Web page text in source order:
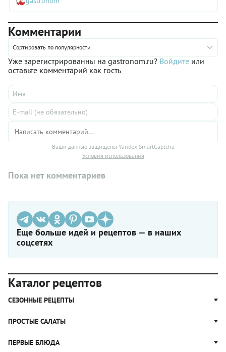
сметану для сочности, но это уже считается отклонением от
традиционного рецепта. Рецепт рулетиков из баклажанов с
сыром появился в советские времена: лет 40 назад купить
грецкие орехи, особенно хорошие, было не так уж и просто,
поэтому хозяйки нашли свой вариант пикантной начинки.
Следует заметить, получилось очень неплохо! Причем
настолько, что рулетики с сыром «прописались» в меню
многих ресторанов и по сей день пользуются большой
популярностью.
Комментарии
Сортировать по популярности
Уже зарегистрированны на gastronom.ru? Войдите или
оставьте комментарий как гость
Ваши данные защищены Yandex SmartCaptcha
Условия использования
Пока нет комментариев
Еще больше идей и рецептов — в наших
соцсетях
Каталог рецептов
СЕЗОННЫЕ РЕЦЕПТЫ
Рецепты из капусты
Рецепты с грибами
ПРОСТЫЕ САЛАТЫ
Простые салаты
ПЕРВЫЕ БЛЮДА